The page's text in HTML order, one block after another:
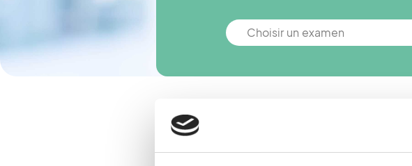
Choisir un examen